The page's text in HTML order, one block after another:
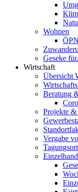
Wohnen
Geseke
Wirtschaft
Übersicht
Beratung
Projekte
Vergabe